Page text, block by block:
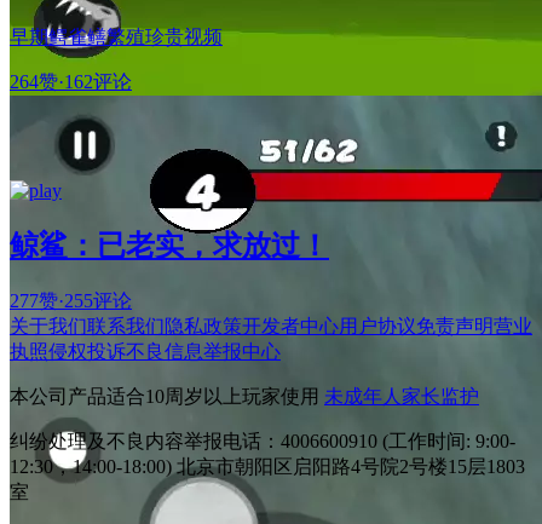
早期鳄雀鳝繁殖珍贵视频
264赞·162评论
鲸鲨：已老实，求放过！
277赞·255评论
关于我们联系我们隐私政策开发者中心用户协议免责声明营业
执照侵权投诉不良信息举报中心
本公司产品适合10周岁以上玩家使用 未成年人家长监护
纠纷处理及不良内容举报电话：4006600910 (工作时间: 9:00-
12:30，14:00-18:00) 北京市朝阳区启阳路4号院2号楼15层1803
室